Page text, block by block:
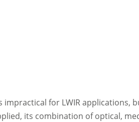
impractical for LWIR applications,
its combination of optical,